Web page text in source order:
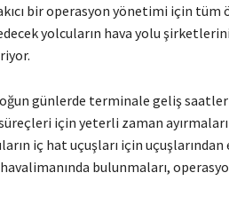
bir operasyon yönetimi için
yolcuların hava yolu
günlerde terminale geliş
için yeterli zaman
iç hat uçuşları için uçuşlarından
bulunmaları,